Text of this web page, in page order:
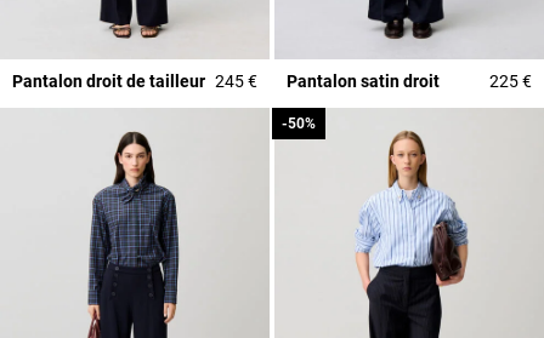
Pantalon droit de tailleur 245 € Pantalon satin droit 225 €
-50%
-50%